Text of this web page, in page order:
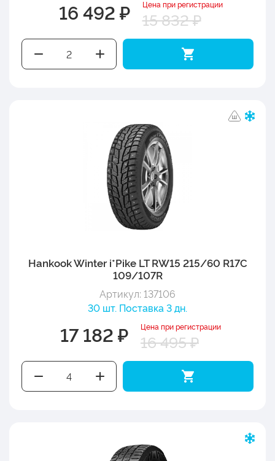
16 492 ₽ Цена при регистрации
15 832 ₽
Hankook Winter i*Pike LT RW15 215/60 R17C
109/107R
Артикул: 137106
30 шт. Поставка 3 дн.
17 182 ₽ Цена при регистрации
16 495 ₽